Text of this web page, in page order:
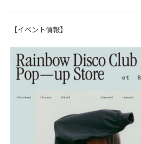
【イベント情報】